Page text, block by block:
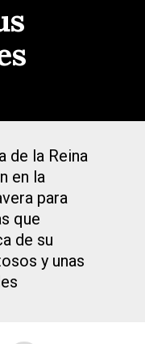
de la Reina
en la
para
que
de su
y unas